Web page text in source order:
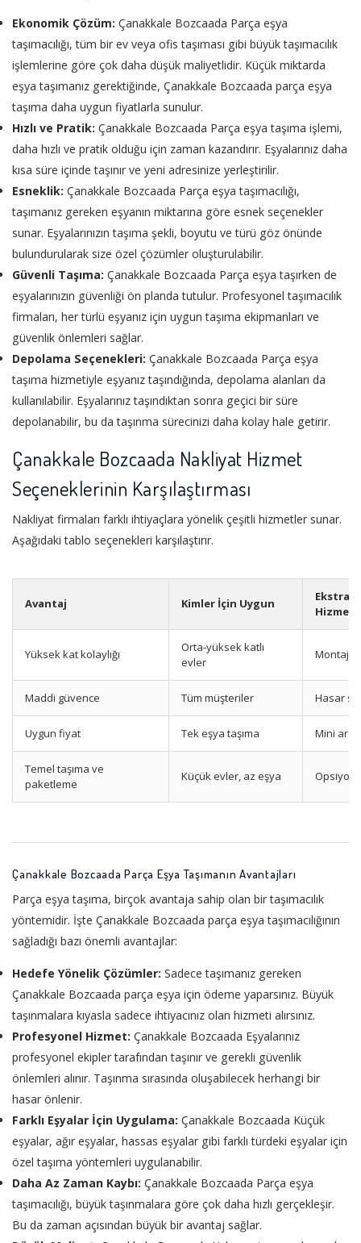
Ekonomik Çözüm: Çanakkale Bozcaada Parça eşya
taşımacılığı, tüm bir ev veya ofis taşıması gibi büyük taşımacılık
işlemlerine göre çok daha düşük maliyetlidir. Küçük miktarda
eşya taşımanız gerektiğinde, Çanakkale Bozcaada parça eşya
taşıma daha uygun fiyatlarla sunulur.
Hızlı ve Pratik: Çanakkale Bozcaada Parça eşya taşıma işlemi,
daha hızlı ve pratik olduğu için zaman kazandırır. Eşyalarınız daha
kısa süre içinde taşınır ve yeni adresinize yerleştirilir.
Esneklik: Çanakkale Bozcaada Parça eşya taşımacılığı,
taşımanız gereken eşyanın miktarına göre esnek seçenekler
sunar. Eşyalarınızın taşıma şekli, boyutu ve türü göz önünde
bulundurularak size özel çözümler oluşturulabilir.
Güvenli Taşıma: Çanakkale Bozcaada Parça eşya taşırken de
eşyalarınızın güvenliği ön planda tutulur. Profesyonel taşımacılık
firmaları, her türlü eşyanız için uygun taşıma ekipmanları ve
güvenlik önlemleri sağlar.
Depolama Seçenekleri: Çanakkale Bozcaada Parça eşya
taşıma hizmetiyle eşyanız taşındığında, depolama alanları da
kullanılabilir. Eşyalarınız taşındıktan sonra geçici bir süre
depolanabilir, bu da taşınma sürecinizi daha kolay hale getirir.
Çanakkale Bozcaada Nakliyat Hizmet
Seçeneklerinin Karşılaştırması
Nakliyat firmaları farklı ihtiyaçlara yönelik çeşitli hizmetler sunar.
Aşağıdaki tablo seçenekleri karşılaştırır.
Avantaj Kimler İçin Uygun
Ekstra
Yüksek kat kolaylığı
Orta-yüksek katlı
evler
Montaj
Maddi güvence Tüm müşteriler Hasar
Uygun fiyat Tek eşya taşıma Mini araç
Temel taşıma ve
paketleme
Küçük evler, az eşya
Çanakkale Bozcaada Parça Eşya Taşımanın Avantajları
Parça eşya taşıma, birçok avantaja sahip olan bir taşımacılık
yöntemidir. İşte Çanakkale Bozcaada parça eşya taşımacılığının
sağladığı bazı önemli avantajlar:
Hedefe Yönelik Çözümler: Sadece taşımanız gereken
Çanakkale Bozcaada parça eşya için ödeme yaparsınız. Büyük
taşınmalara kıyasla sadece ihtiyacınız olan hizmeti alırsınız.
Profesyonel Hizmet: Çanakkale Bozcaada Eşyalarınız
profesyonel ekipler tarafından taşınır ve gerekli güvenlik
önlemleri alınır. Taşınma sırasında oluşabilecek herhangi bir
hasar önlenir.
Farklı Eşyalar İçin Uygulama: Çanakkale Bozcaada Küçük
eşyalar, ağır eşyalar, hassas eşyalar gibi farklı türdeki eşyalar için
özel taşıma yöntemleri uygulanabilir.
Daha Az Zaman Kaybı: Çanakkale Bozcaada Parça eşya
taşımacılığı, büyük taşınmalara göre çok daha hızlı gerçekleşir.
Bu da zaman açısından büyük bir avantaj sağlar.